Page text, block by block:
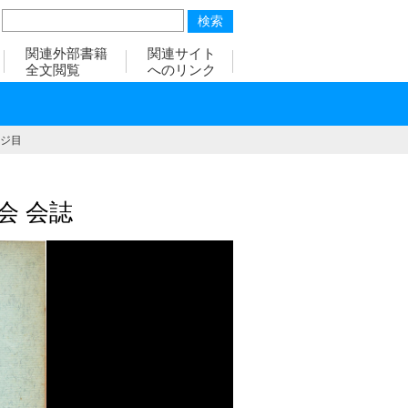
関連外部書籍
全文閲覧
関連サイト
へのリンク
目
会誌